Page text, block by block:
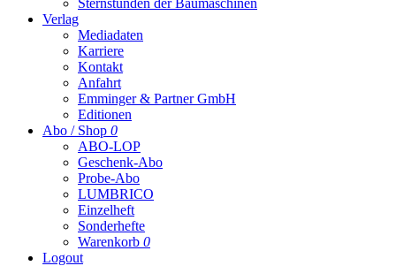
Sternstunden der Baumaschinen
Verlag
Mediadaten
Karriere
Kontakt
Anfahrt
Emminger & Partner GmbH
Editionen
Abo / Shop 0
ABO-LOP
Geschenk-Abo
Probe-Abo
LUMBRICO
Einzelheft
Sonderhefte
Warenkorb 0
Logout